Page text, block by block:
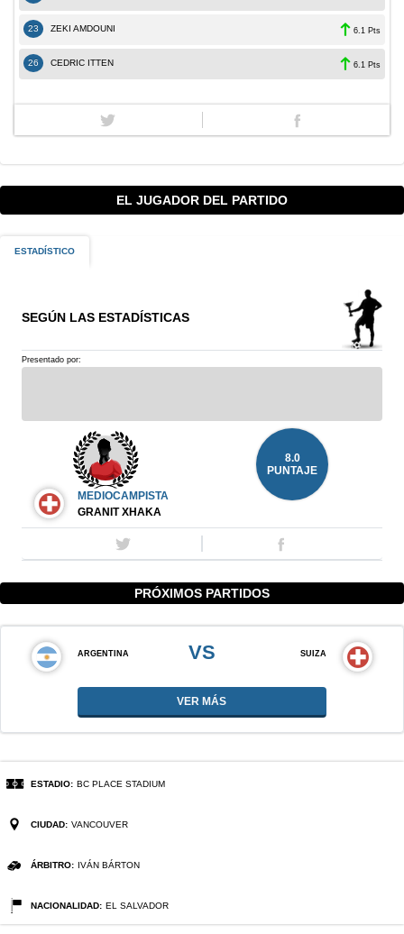
23 ZEKI AMDOUNI 6.1 Pts
26 CEDRIC ITTEN 6.1 Pts
EL JUGADOR DEL PARTIDO
ESTADÍSTICO
SEGÚN LAS ESTADÍSTICAS
Presentado por:
MEDIOCAMPISTA
GRANIT XHAKA
8.0
PUNTAJE
PRÓXIMOS PARTIDOS
ARGENTINA VS SUIZA
VER MÁS
ESTADIO: BC PLACE STADIUM
CIUDAD: VANCOUVER
ÁRBITRO: IVÁN BÁRTON
NACIONALIDAD: EL SALVADOR